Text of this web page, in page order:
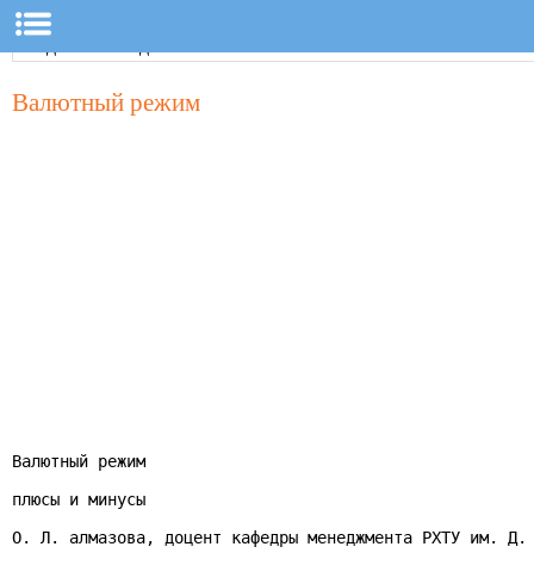
Валютный режим
Валютный режим
плюсы и минусы
О. Л. алмазова, доцент кафедры менеджмента РХТУ им. Д.